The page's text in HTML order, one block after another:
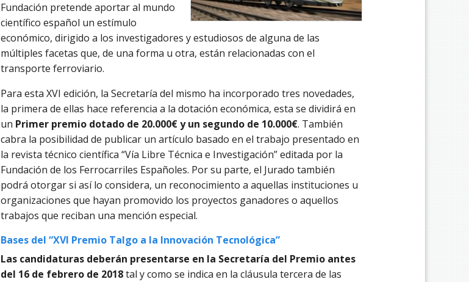
Fundación pretende aportar al mundo
científico español un estímulo
económico, dirigido a los investigadores y estudiosos de alguna de las
múltiples facetas que, de una forma u otra, están relacionadas con el
transporte ferroviario.
Para esta XVI edición, la Secretaría del mismo ha incorporado tres novedades,
la primera de ellas hace referencia a la dotación económica, esta se dividirá en
un Primer premio dotado de 20.000€ y un segundo de 10.000€. También
cabra la posibilidad de publicar un artículo basado en el trabajo presentado en
la revista técnico científica “Vía Libre Técnica e Investigación” editada por la
Fundación de los Ferrocarriles Españoles. Por su parte, el Jurado también
podrá otorgar si así lo considera, un reconocimiento a aquellas instituciones u
organizaciones que hayan promovido los proyectos ganadores o aquellos
trabajos que reciban una mención especial.
Bases del “XVI Premio Talgo a la Innovación Tecnológica”
Las candidaturas deberán presentarse en la Secretaría del Premio antes
del 16 de febrero de 2018tal y como se indica en la cláusula tercera de las